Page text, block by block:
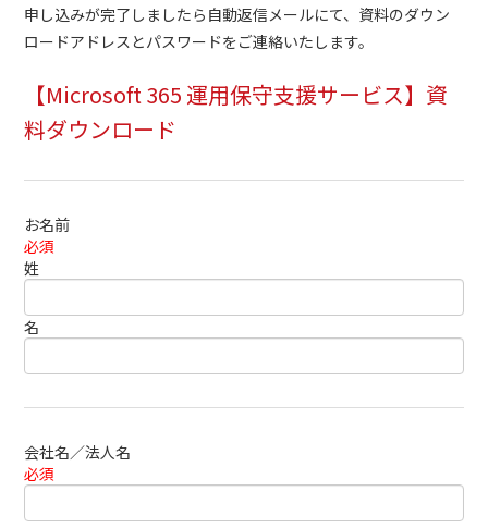
申し込みが完了しましたら自動返信メールにて、資料のダウン
ロードアドレスとパスワードをご連絡いたします。
【Microsoft 365 運用保守支援サービス​】資
料ダウンロード
お名前
必須
姓
名
会社名／法人名
必須